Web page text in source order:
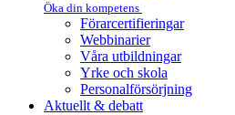
Öka din kompetens
Förarcertifieringar
Webbinarier
Våra utbildningar
Yrke och skola
Personalförsörjning
Aktuellt & debatt